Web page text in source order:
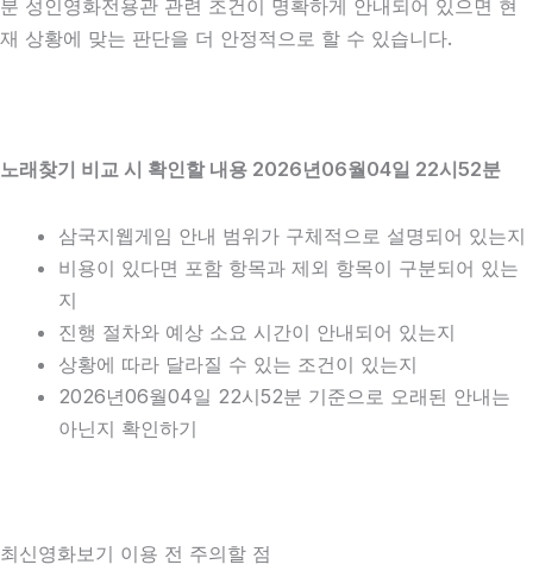
분 성인영화전용관 관련 조건이 명확하게 안내되어 있으면 현
재 상황에 맞는 판단을 더 안정적으로 할 수 있습니다.
노래찾기 비교 시 확인할 내용 2026년06월04일 22시52분
삼국지웹게임 안내 범위가 구체적으로 설명되어 있는지
비용이 있다면 포함 항목과 제외 항목이 구분되어 있는
지
진행 절차와 예상 소요 시간이 안내되어 있는지
상황에 따라 달라질 수 있는 조건이 있는지
2026년06월04일 22시52분 기준으로 오래된 안내는
아닌지 확인하기
최신영화보기 이용 전 주의할 점